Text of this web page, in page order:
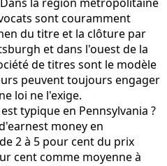
sont couramment
du titre et la clôture par
et dans l'ouest de la
de titres sont le modèle
peuvent toujours engager
loi ne l'exige.
typique en Pennsylvania ?
money en
2 à 5 pour cent du prix
cent comme moyenne à